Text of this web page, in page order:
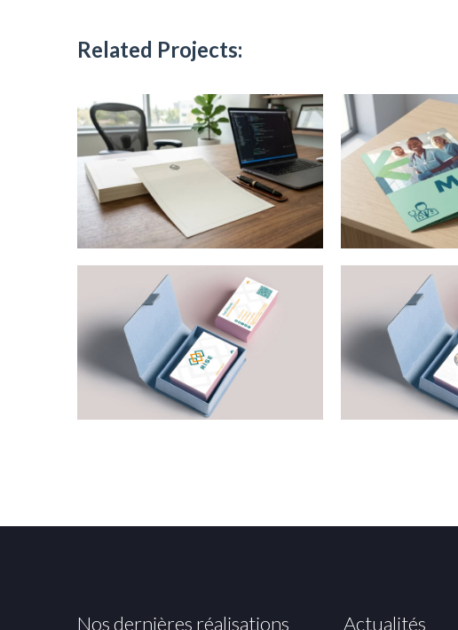
Related Projects:
Nos dernières réalisations Actualités